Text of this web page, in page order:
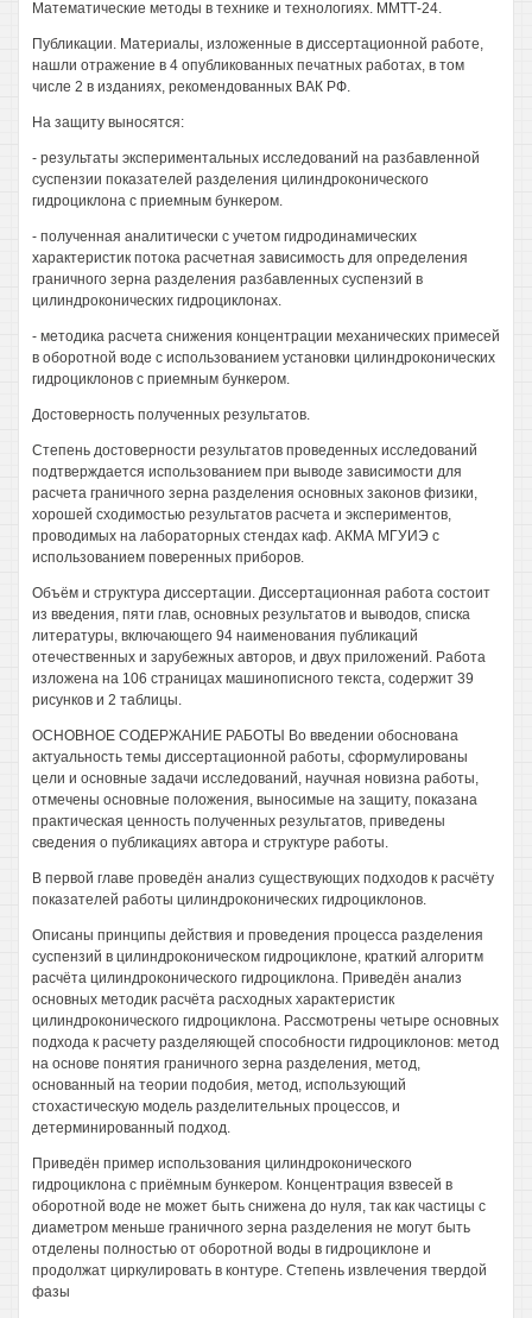
Математические методы в технике и технологиях. ММТТ-24.
Публикации. Материалы, изложенные в диссертационной работе,
нашли отражение в 4 опубликованных печатных работах, в том
числе 2 в изданиях, рекомендованных ВАК РФ.
На защиту выносятся:
- результаты экспериментальных исследований на разбавленной
суспензии показателей разделения цилиндроконического
гидроциклона с приемным бункером.
- полученная аналитически с учетом гидродинамических
характеристик потока расчетная зависимость для определения
граничного зерна разделения разбавленных суспензий в
цилиндроконических гидроциклонах.
- методика расчета снижения концентрации механических примесей
в оборотной воде с использованием установки цилиндроконических
гидроциклонов с приемным бункером.
Достоверность полученных результатов.
Степень достоверности результатов проведенных исследований
подтверждается использованием при выводе зависимости для
расчета граничного зерна разделения основных законов физики,
хорошей сходимостью результатов расчета и экспериментов,
проводимых на лабораторных стендах каф. АКМА МГУИЭ с
использованием поверенных приборов.
Объём и структура диссертации. Диссертационная работа состоит
из введения, пяти глав, основных результатов и выводов, списка
литературы, включающего 94 наименования публикаций
отечественных и зарубежных авторов, и двух приложений. Работа
изложена на 106 страницах машинописного текста, содержит 39
рисунков и 2 таблицы.
ОСНОВНОЕ СОДЕРЖАНИЕ РАБОТЫ Во введении обоснована
актуальность темы диссертационной работы, сформулированы
цели и основные задачи исследований, научная новизна работы,
отмечены основные положения, выносимые на защиту, показана
практическая ценность полученных результатов, приведены
сведения о публикациях автора и структуре работы.
В первой главе проведён анализ существующих подходов к расчёту
показателей работы цилиндроконических гидроциклонов.
Описаны принципы действия и проведения процесса разделения
суспензий в цилиндроконическом гидроциклоне, краткий алгоритм
расчёта цилиндроконического гидроциклона. Приведён анализ
основных методик расчёта расходных характеристик
цилиндроконического гидроциклона. Рассмотрены четыре основных
подхода к расчету разделяющей способности гидроциклонов: метод
на основе понятия граничного зерна разделения, метод,
основанный на теории подобия, метод, использующий
стохастическую модель разделительных процессов, и
детерминированный подход.
Приведён пример использования цилиндроконического
гидроциклона с приёмным бункером. Концентрация взвесей в
оборотной воде не может быть снижена до нуля, так как частицы с
диаметром меньше граничного зерна разделения не могут быть
отделены полностью от оборотной воды в гидроциклоне и
продолжат циркулировать в контуре. Степень извлечения твердой
фазы